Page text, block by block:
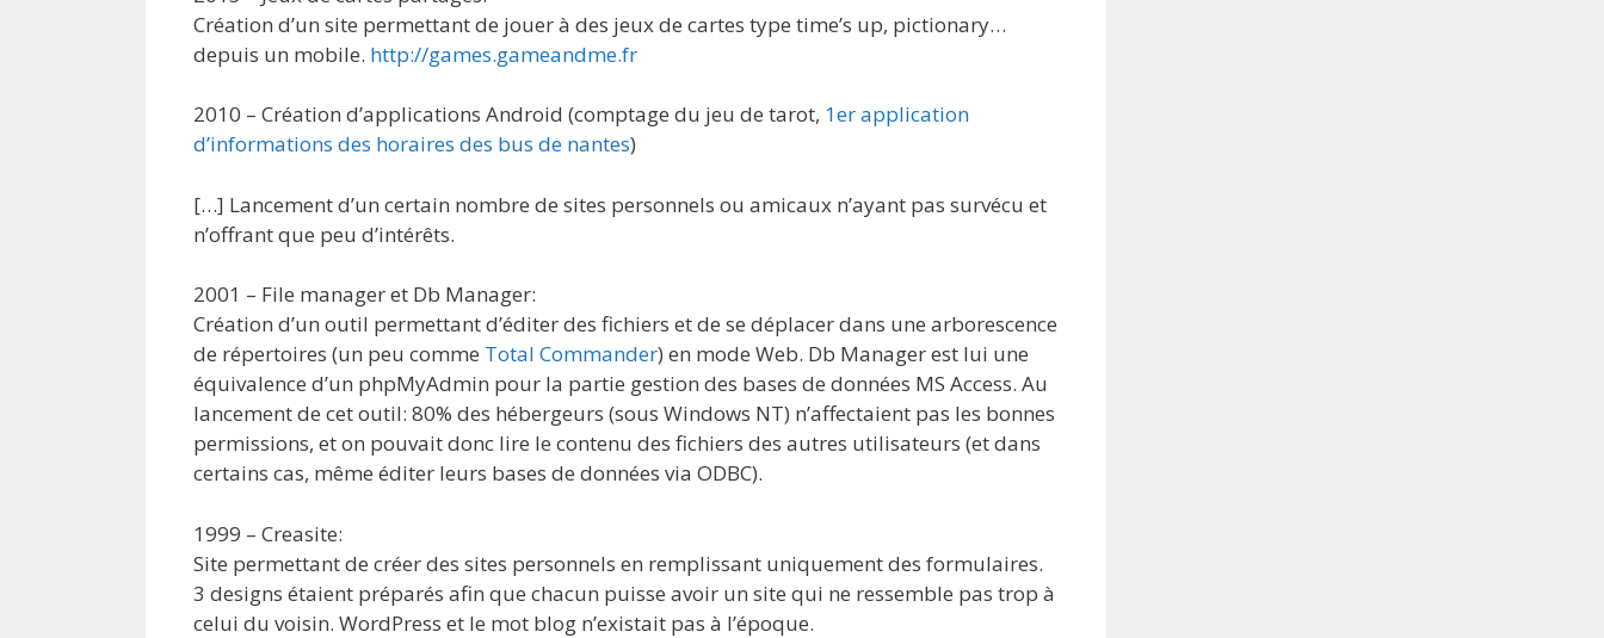
Création d’un site permettant de jouer à des jeux de cartes type time’s up, pictionary…
depuis un mobile. http://games.gameandme.fr
2010 – Création d’applications Android (comptage du jeu de tarot, 1er application
d’informations des horaires des bus de nantes)
[…] Lancement d’un certain nombre de sites personnels ou amicaux n’ayant pas survécu et
n’offrant que peu d’intérêts.
2001 – File manager et Db Manager:
Création d’un outil permettant d’éditer des fichiers et de se déplacer dans une arborescence
de répertoires (un peu comme Total Commander) en mode Web. Db Manager est lui une
équivalence d’un phpMyAdmin pour la partie gestion des bases de données MS Access. Au
lancement de cet outil: 80% des hébergeurs (sous Windows NT) n’affectaient pas les bonnes
permissions, et on pouvait donc lire le contenu des fichiers des autres utilisateurs (et dans
certains cas, même éditer leurs bases de données via ODBC).
1999 – Creasite:
Site permettant de créer des sites personnels en remplissant uniquement des formulaires.
3 designs étaient préparés afin que chacun puisse avoir un site qui ne ressemble pas trop à
celui du voisin. WordPress et le mot blog n’existait pas à l’époque.